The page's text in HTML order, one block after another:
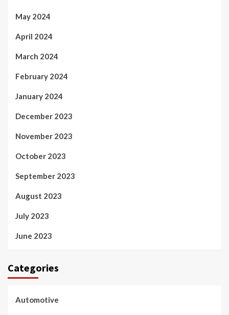
May 2024
April 2024
March 2024
February 2024
January 2024
December 2023
November 2023
October 2023
September 2023
August 2023
July 2023
June 2023
Categories
Automotive